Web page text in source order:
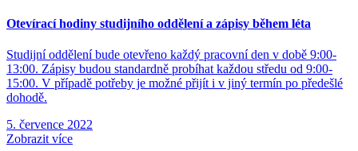
Otevírací hodiny studijního oddělení a zápisy během léta
Studijní oddělení bude otevřeno každý pracovní den v době 9:00-
13:00. Zápisy budou standardně probíhat každou středu od 9:00-
15:00. V případě potřeby je možné přijít i v jiný termín po předešlé
dohodě.
5. července 2022
Zobrazit více